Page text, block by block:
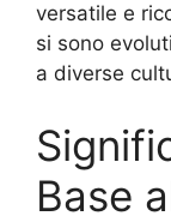
versatile e
si sono
a diverse
Base